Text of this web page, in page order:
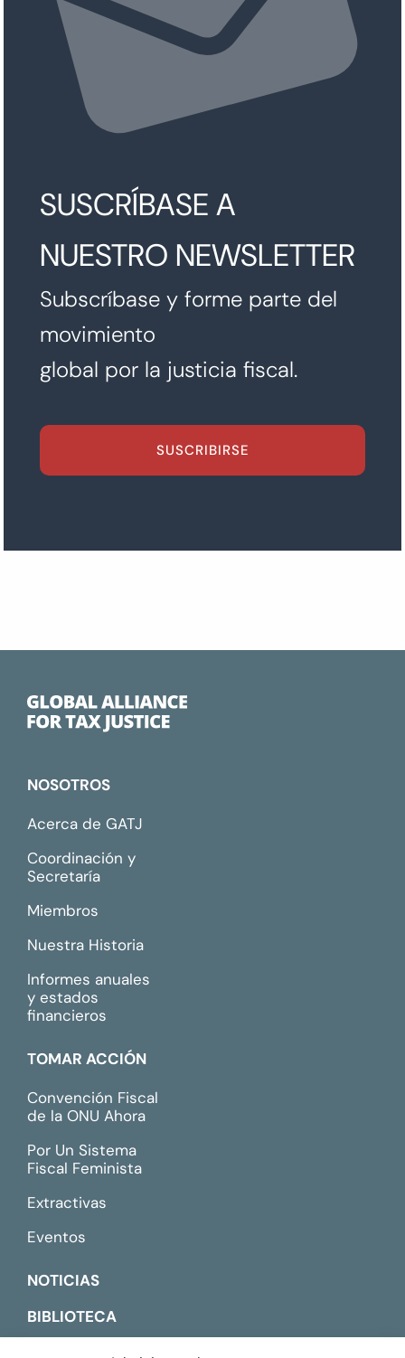
SUSCRÍBASE A
NUESTRO NEWSLETTER
Subscríbase y forme parte del
movimiento
global por la justicia fiscal.
SUSCRIBIRSE
NOSOTROS
Acerca de GATJ
Coordinación y
Secretaría
Miembros
Nuestra Historia
Informes anuales
y estados
financieros
TOMAR ACCIÓN
Convención Fiscal
de la ONU Ahora
Por Un Sistema
Fiscal Feminista
Extractivas
Eventos
NOTICIAS
BIBLIOTECA